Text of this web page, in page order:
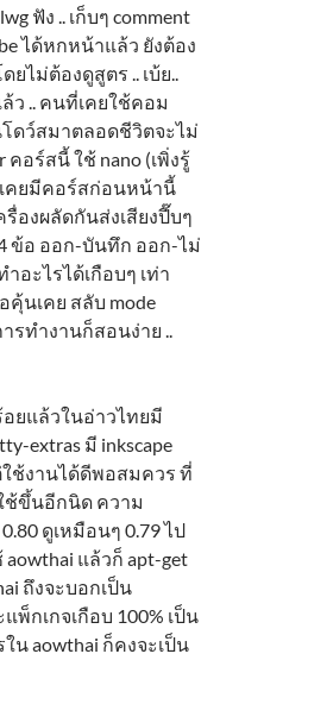
ฟัง .. เก็บๆ comment
ได้หกหน้าแล้ว ยังต้อง
ไม่ต้องดูสูตร .. เบ้ย..
ว .. คนที่เคยใช้คอม
ดว์สมาตลอดชีวิตจะไม่
อร์สนี้ ใช้ nano (เพิ่งรู้
เคยมีคอร์สก่อนหน้านี้
องผลัดกันส่งเสียงปี๊บๆ
ข้อ ออก-บันทึก ออก-ไม่
ะไรได้เกือบๆ เท่า
คุ้นเคย สลับ mode
รทำงานก็สอนง่าย ..
อยแล้วในอ่าวไทยมี
extras มี inkscape
ใช้งานได้ดีพอสมควร ที่
ใช้ขึ้นอีกนิด ความ
ดูเหมือนๆ 0.79 ไป
aowthai แล้วก็ apt-get
ถึงจะบอกเป็น
พ็กเกจเกือบ 100% เป็น
น aowthai ก็คงจะเป็น